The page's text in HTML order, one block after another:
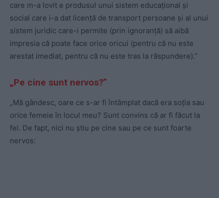
care m-a lovit e produsul unui sistem educațional și
social care i-a dat licență de transport persoane și al unui
sistem juridic care-i permite (prin ignoranță) să aibă
impresia că poate face orice oricui (pentru că nu este
arestat imediat, pentru că nu este tras la răspundere).”
„Pe cine sunt nervos?”
„Mă gândesc, oare ce s-ar fi întâmplat dacă era soția sau
orice femeie în locul meu? Sunt convins că ar fi făcut la
fel. De fapt, nici nu știu pe cine sau pe ce sunt foarte
nervos: